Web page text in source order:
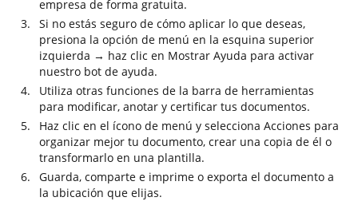
empresa de forma gratuita.
Si no estás seguro de cómo aplicar lo que deseas,
presiona la opción de menú en la esquina superior
izquierda → haz clic en Mostrar Ayuda para activar
nuestro bot de ayuda.
Utiliza otras funciones de la barra de herramientas
para modificar, anotar y certificar tus documentos.
Haz clic en el ícono de menú y selecciona Acciones para
organizar mejor tu documento, crear una copia de él o
transformarlo en una plantilla.
Guarda, comparte e imprime o exporta el documento a
la ubicación que elijas.